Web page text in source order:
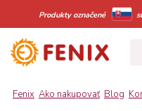
Produkty označené
Fenix Ako nakupovať Blog